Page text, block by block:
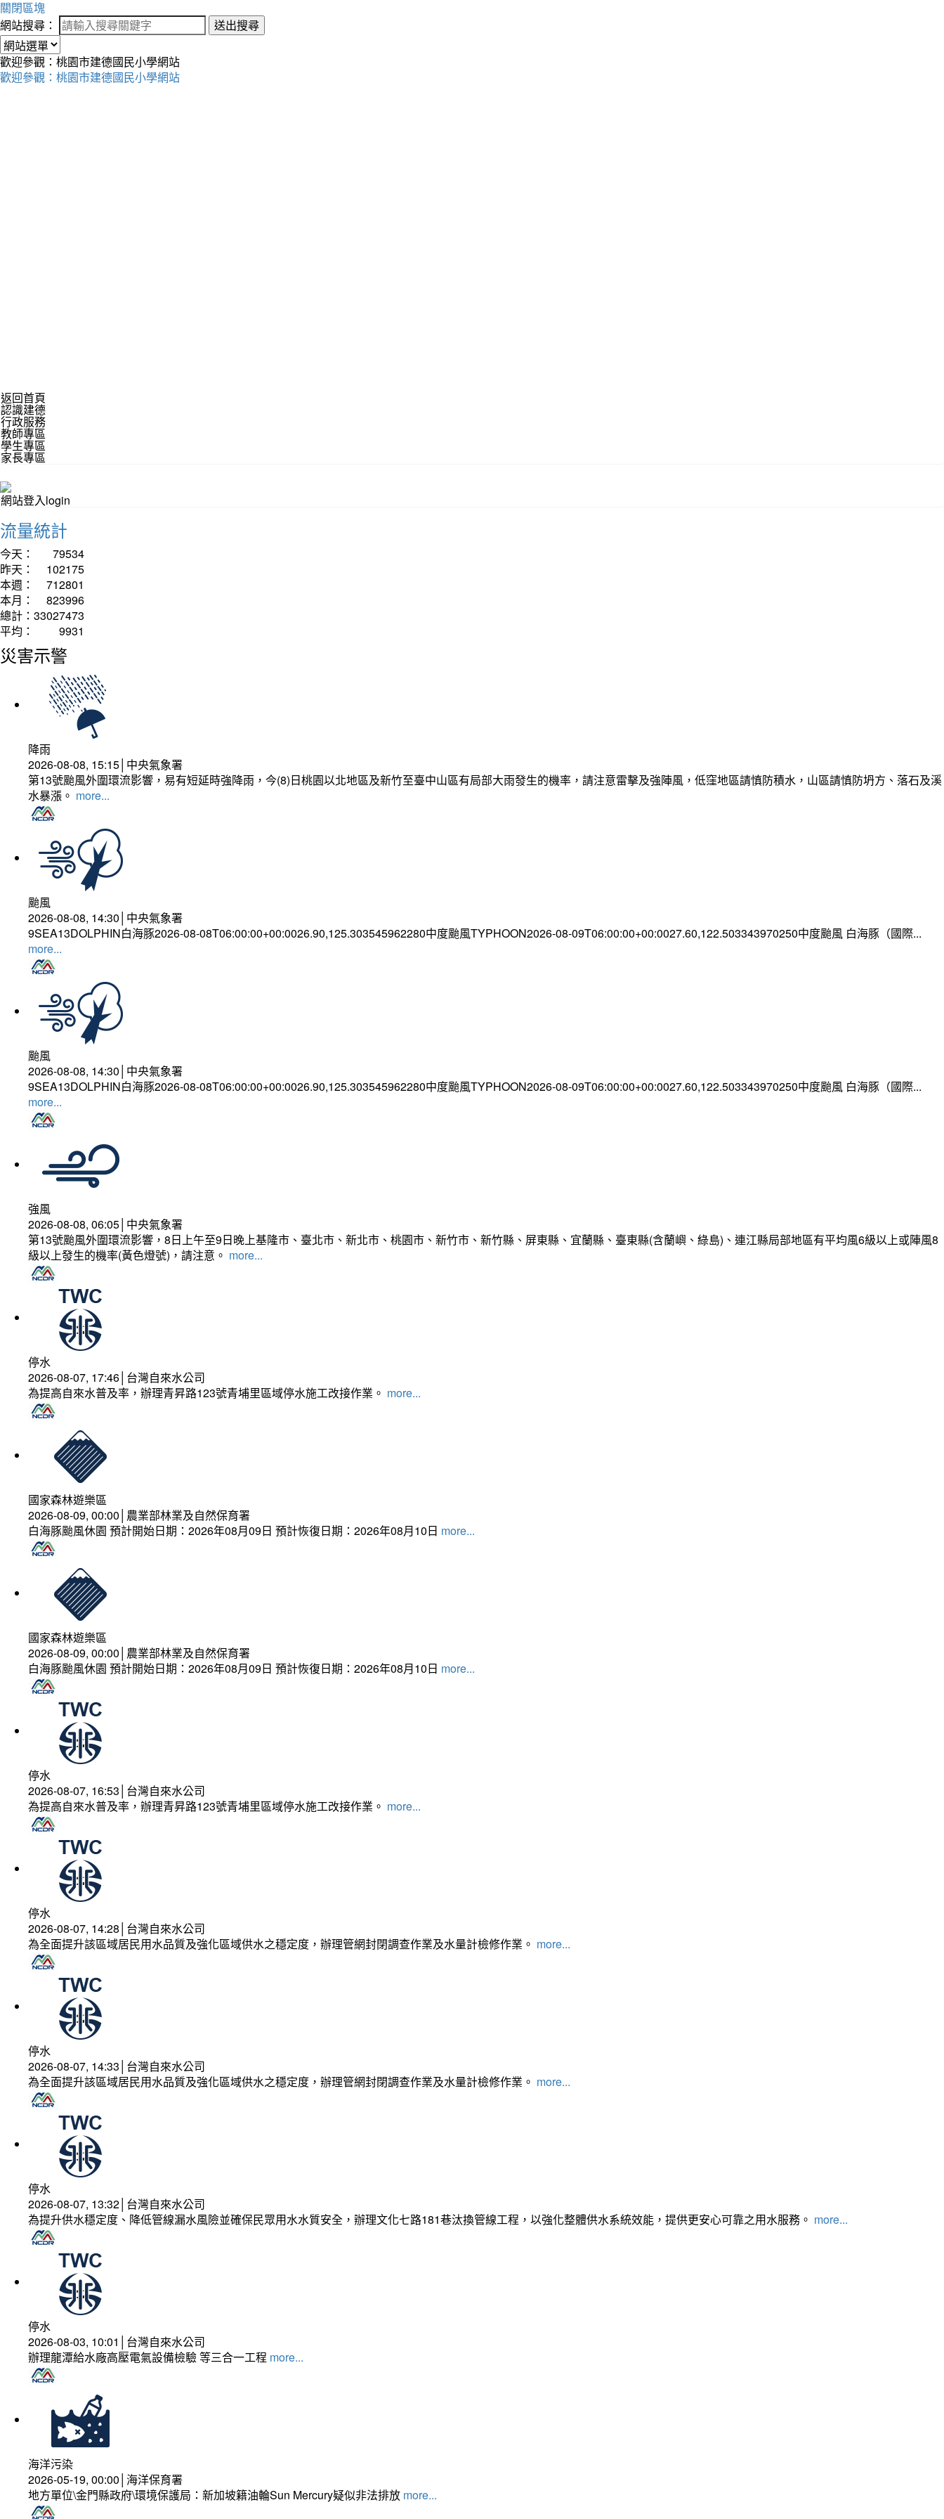
關閉區塊
網站搜尋：
送出搜尋
歡迎參觀：桃園市建德國民小學網站
歡迎參觀：桃園市建德國民小學網站
返回首頁
認識建德
行政服務
教師專區
學生專區
家長專區
網站登入login
流量統計
今天：
79534
昨天：
102175
本週：
712801
本月：
823996
總計： 33027473
平均：
9931
災害示警
降雨
2026-08-08, 15:15│中央氣象署
第13號颱風外圍環流影響，易有短延時強降雨，今(8)日桃園以北地區及新竹至臺中山區有局部大雨發生的機率，請注意雷擊及強陣風，低窪地區請慎防積水，山區請慎防坍方、落石及溪
水暴漲。 more...
颱風
2026-08-08, 14:30│中央氣象署
9SEA13DOLPHIN白海豚2026-08-08T06:00:00+00:0026.90,125.303545962280中度颱風TYPHOON2026-08-09T06:00:00+00:0027.60,122.503343970250中度颱風 白海豚（國際...
more...
颱風
2026-08-08, 14:30│中央氣象署
9SEA13DOLPHIN白海豚2026-08-08T06:00:00+00:0026.90,125.303545962280中度颱風TYPHOON2026-08-09T06:00:00+00:0027.60,122.503343970250中度颱風 白海豚（國際...
more...
強風
2026-08-08, 06:05│中央氣象署
第13號颱風外圍環流影響，8日上午至9日晚上基隆市、臺北市、新北市、桃園市、新竹市、新竹縣、屏東縣、宜蘭縣、臺東縣(含蘭嶼、綠島)、連江縣局部地區有平均風6級以上或陣風8
級以上發生的機率(黃色燈號)，請注意。 more...
停水
2026-08-07, 17:46│台灣自來水公司
為提高自來水普及率，辦理青昇路123號青埔里區域停水施工改接作業。 more...
國家森林遊樂區
2026-08-09, 00:00│農業部林業及自然保育署
白海豚颱風休園 預計開始日期：2026年08月09日 預計恢復日期：2026年08月10日 more...
國家森林遊樂區
2026-08-09, 00:00│農業部林業及自然保育署
白海豚颱風休園 預計開始日期：2026年08月09日 預計恢復日期：2026年08月10日 more...
停水
2026-08-07, 16:53│台灣自來水公司
為提高自來水普及率，辦理青昇路123號青埔里區域停水施工改接作業。 more...
停水
2026-08-07, 14:28│台灣自來水公司
為全面提升該區域居民用水品質及強化區域供水之穩定度，辦理管網封閉調查作業及水量計檢修作業。 more...
停水
2026-08-07, 14:33│台灣自來水公司
為全面提升該區域居民用水品質及強化區域供水之穩定度，辦理管網封閉調查作業及水量計檢修作業。 more...
停水
2026-08-07, 13:32│台灣自來水公司
為提升供水穩定度、降低管線漏水風險並確保民眾用水水質安全，辦理文化七路181巷汰換管線工程，以強化整體供水系統效能，提供更安心可靠之用水服務。 more...
停水
2026-08-03, 10:01│台灣自來水公司
辦理龍潭給水廠高壓電氣設備檢驗 等三合一工程 more...
海洋污染
2026-05-19, 00:00│海洋保育署
地方單位\金門縣政府\環境保護局：新加坡籍油輪Sun Mercury疑似非法排放 more...